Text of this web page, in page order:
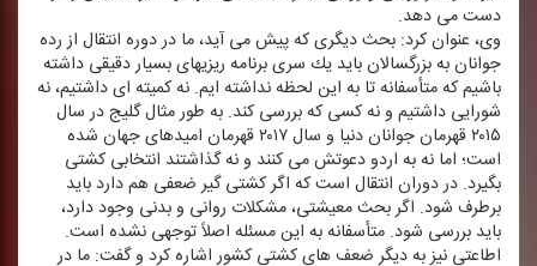
دست می دهد.
وی، عنوان كرد: بحث دیگری كه پیش می آید، ما در دوره انتقال از رده
جوانان به بزرگسالان باید یك سری برنامه ریزیهای بسیار دقیقی داشته
باشیم كه متأسفانه تا به این لحظه نداشته ایم. نه كمیته ای داشتیم، نه
شورایی داشتیم و نه كسی كه بررسی كند. به طور مثال گلیج در سال
۲۰۱۵ قهرمان جوانان دنیا و سال ۲۰۱۷ قهرمان امیدهای جهان شده
است؛ اما نه به اردو دعوتش می كنند و نه گذاشتند انتخابی كشتی
بگیرد. در دوران انتقال است كه اگر كشتی گیر ضعفی هم دارد باید
برطرف شود. اگر بحث معیشتی، مشكلات روانی و بدنی وجود دارد،
باید بررسی شود. متأسفانه به این مسئله اصلاً توجهی نشده است.
اطاعتی نیز به دیگر ضعف های كشتی كشور اشاره كرد و گفت: ما در